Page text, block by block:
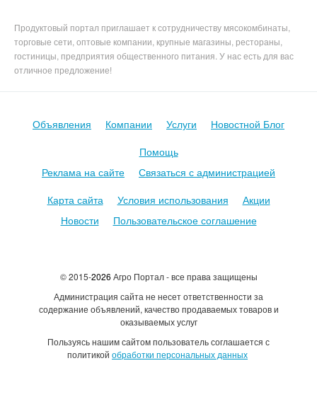
Продуктовый портал приглашает к сотрудничеству мясокомбинаты,
торговые сети, оптовые компании, крупные магазины, рестораны,
гостиницы, предприятия общественного питания. У нас есть для вас
отличное предложение!
© 2015-2026 Агро Портал - все права защищены
Администрация сайта не несет ответственности за
содержание объявлений, качество продаваемых товаров и
оказываемых услуг
Пользуясь нашим сайтом пользователь соглашается с
политикой обработки персональных данных
Объявления Компании Услуги
Новостной Блог
Помощь
Реклама на сайте
Связаться с администрацией
Карта сайта
Условия использования
Акции
Новости
Пользовательское соглашение